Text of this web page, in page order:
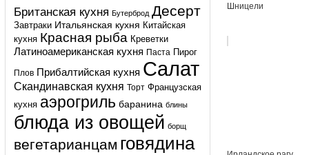
Британская кухня Бутерброд Десерт
Завтраки Итальянская кухня Китайская
кухня Красная рыба Креветки
Латиноамериканская кухня Паста Пирог
Плов Прибалтийская кухня Салат
Скандинавская кухня Торт Французская
кухня аэрогриль баранина блины
блюда из овощей борщ
вегетарианцам говядина
Шницели